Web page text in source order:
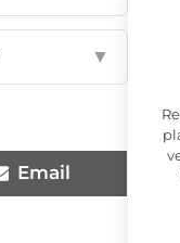
▼
Email